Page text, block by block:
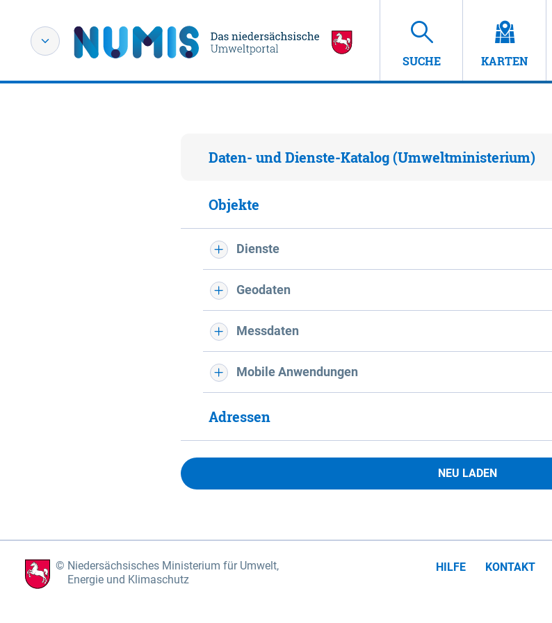
SUCHE KARTEN
Daten- und Dienste-Katalog (Umweltministerium)
Objekte
Dienste
Geodaten
Messdaten
Mobile Anwendungen
Adressen
NEU LADEN
Niedersächsisches Ministerium für Umwelt,
Energie und Klimaschutz
HILFE KONTAKT